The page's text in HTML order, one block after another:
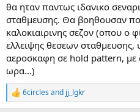
θα ηταν παντως ιδανικο
σταθμευσης. Θα βοηθουσαν
καλοκιαιρινης σεζον (οπου ο
ελλειψης θεσεων
αεροσκαφη σε hold pattern, με
ωρα...)
R
e
6circles and jj_lgkr